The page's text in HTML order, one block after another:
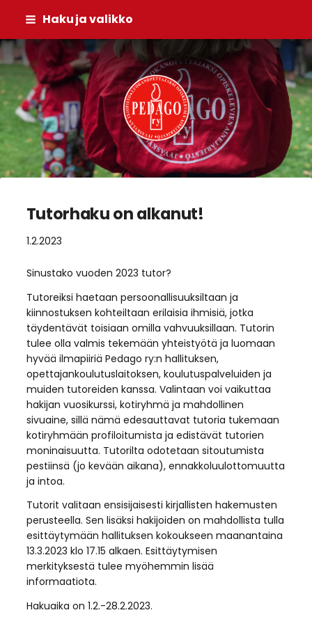
Siirry
sisältöön
Haku ja valikko
Pedago ry
Tutorhaku on alkanut!
1.2.2023
Sinustako vuoden 2023 tutor?
Tutoreiksi haetaan persoonallisuuksiltaan ja
kiinnostuksen kohteiltaan erilaisia ihmisiä, jotka
täydentävät toisiaan omilla vahvuuksillaan. Tutorin
tulee olla valmis tekemään yhteistyötä ja luomaan
hyvää ilmapiiriä Pedago ry:n hallituksen,
opettajankoulutuslaitoksen, koulutuspalveluiden ja
muiden tutoreiden kanssa. Valintaan voi vaikuttaa
hakijan vuosikurssi, kotiryhmä ja mahdollinen
sivuaine, sillä nämä edesauttavat tutoria tukemaan
kotiryhmään profiloitumista ja edistävät tutorien
moninaisuutta. Tutorilta odotetaan sitoutumista
pestiinsä (jo kevään aikana), ennakkoluulottomuutta
ja intoa.
Tutorit valitaan ensisijaisesti kirjallisten hakemusten
perusteella. Sen lisäksi hakijoiden on mahdollista tulla
esittäytymään hallituksen kokoukseen maanantaina
13.3.2023 klo 17.15 alkaen. Esittäytymisen
merkityksestä tulee myöhemmin lisää
informaatiota.
Hakuaika on 1.2.-28.2.2023.